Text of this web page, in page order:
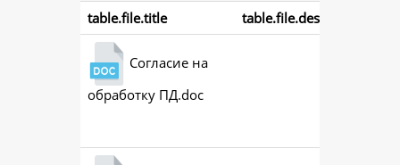
table.file.title table.file.description
Согласие на
обработку ПД.doc